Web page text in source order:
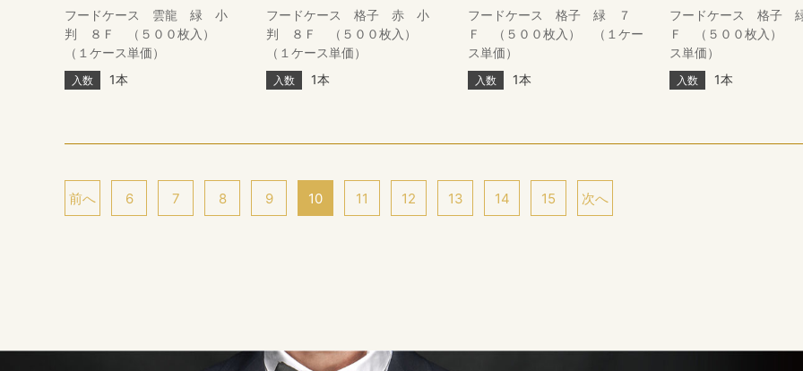
フードケース 雲龍 緑 小
判 ８Ｆ （５００枚入）
（１ケース単価）
入数 1本
フードケース 格子 赤 小
判 ８Ｆ （５００枚入）
（１ケース単価）
入数 1本
フードケース 格子 緑 ７
Ｆ （５００枚入） （１ケー
ス単価）
入数 1本
フードケース 格子
Ｆ （５００枚入）
ス単価）
入数 1本
前へ 6 7 8 9 10 11 12 13 14 15 次へ